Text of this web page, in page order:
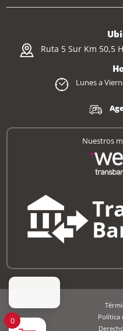
Ruta 5 Sur Km 50,5
Lunes a
Nuestros
Política
0